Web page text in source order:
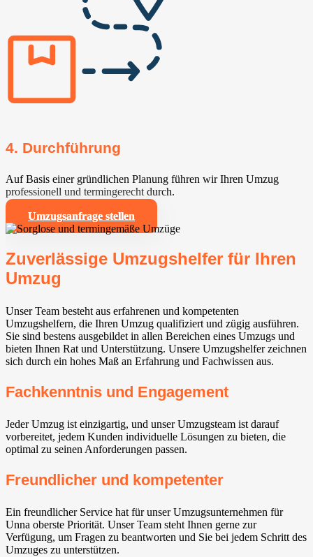
4. Durchführung
Auf Basis einer gründlichen Planung führen wir Ihren Umzug
professionell und termingerecht durch.
Umzugsanfrage stellen
Zuverlässige Umzugshelfer für Ihren
Umzug
Unser Team besteht aus erfahrenen und kompetenten
Umzugshelfern, die Ihren Umzug qualifiziert und zügig ausführen.
Sie sind bestens ausgebildet in allen Bereichen eines Umzugs und
bieten Ihnen Rat und Unterstützung. Unsere Umzugshelfer zeichnen
sich durch ein hohes Maß an Erfahrung und Fachwissen aus.
Fachkenntnis und Engagement
Jeder Umzug ist einzigartig, und unser Umzugsteam ist darauf
vorbereitet, jedem Kunden individuelle Lösungen zu bieten, die
optimal zu seinen Anforderungen passen.
Freundlicher und kompetenter
Ein freundlicher Service hat für unser Umzugsunternehmen für
Unna oberste Priorität. Unser Team steht Ihnen gerne zur
Verfügung, um Fragen zu beantworten und Sie bei jedem Schritt des
Umzuges zu unterstützen.